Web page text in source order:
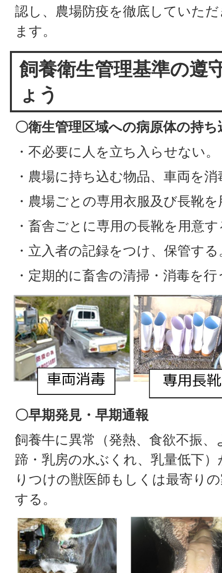
認し、農場防疫を徹底していた
ます。
飼養衛生管理基準の遵
ょう
〇衛生管理区域への病原体の持
・不必要に人を立ち入らせない。
・農場に持ち込む物品、車両を
・農場ごとの専用衣服及び長靴
・畜舎ごとに専用の長靴を用意
・立入者の記録をつけ、保管する
・定期的に畜舎の清掃・消毒を行
〇早期発見・早期通報
飼養牛に異常（発熱、食欲不振
蹄・乳房の水ぶくれ、乳量低下
りつけの獣医師もしくは最寄り
する。